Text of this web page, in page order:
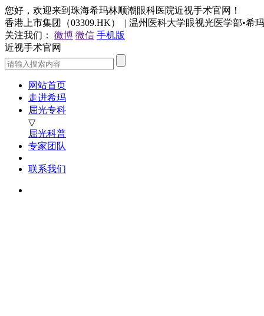
您好，欢迎来到珠海希玛林顺潮眼科医院近视手术官网！
香港上市集团（03309.HK） | 温州医科大学眼视光医学部•希
关注我们：
微博 微信 手机版
近视手术官网
网站首页
走进希玛
屈光专科
▽
屈光科普
专家团队
联系我们